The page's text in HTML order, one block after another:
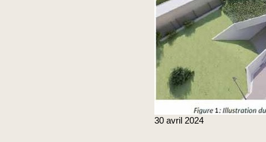
30 avril 2024